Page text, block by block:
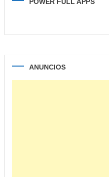
ANUNCIOS